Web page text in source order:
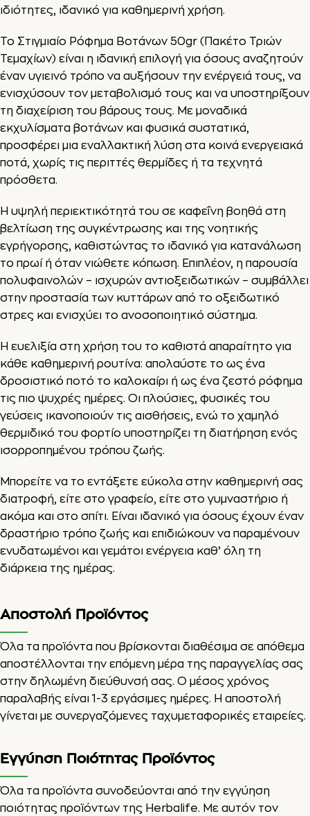
ιδιότητες, ιδανικό για καθημερινή χρήση.
Το Στιγμιαίο Ρόφημα Βοτάνων 50gr (Πακέτο Τριών
Τεμαχίων) είναι η ιδανική επιλογή για όσους αναζητούν
έναν υγιεινό τρόπο να αυξήσουν την ενέργειά τους, να
ενισχύσουν τον μεταβολισμό τους και να υποστηρίξουν
τη διαχείριση του βάρους τους. Με μοναδικά
εκχυλίσματα βοτάνων και φυσικά συστατικά,
προσφέρει μια εναλλακτική λύση στα κοινά ενεργειακά
ποτά, χωρίς τις περιττές θερμίδες ή τα τεχνητά
πρόσθετα.
Η υψηλή περιεκτικότητά του σε καφεΐνη βοηθά στη
βελτίωση της συγκέντρωσης και της νοητικής
εγρήγορσης, καθιστώντας το ιδανικό για κατανάλωση
το πρωί ή όταν νιώθετε κόπωση. Επιπλέον, η παρουσία
πολυφαινολών – ισχυρών αντιοξειδωτικών – συμβάλλει
στην προστασία των κυττάρων από το οξειδωτικό
στρες και ενισχύει το ανοσοποιητικό σύστημα.
Η ευελιξία στη χρήση του το καθιστά απαραίτητο για
κάθε καθημερινή ρουτίνα: απολαύστε το ως ένα
δροσιστικό ποτό το καλοκαίρι ή ως ένα ζεστό ρόφημα
τις πιο ψυχρές ημέρες. Οι πλούσιες, φυσικές του
γεύσεις ικανοποιούν τις αισθήσεις, ενώ το χαμηλό
θερμιδικό του φορτίο υποστηρίζει τη διατήρηση ενός
ισορροπημένου τρόπου ζωής.
Μπορείτε να το εντάξετε εύκολα στην καθημερινή σας
διατροφή, είτε στο γραφείο, είτε στο γυμναστήριο ή
ακόμα και στο σπίτι. Είναι ιδανικό για όσους έχουν έναν
δραστήριο τρόπο ζωής και επιδιώκουν να παραμένουν
ενυδατωμένοι και γεμάτοι ενέργεια καθ’ όλη τη
διάρκεια της ημέρας.
Αποστολή Προϊόντος
Όλα τα προϊόντα που βρίσκονται διαθέσιμα σε απόθεμα
αποστέλλονται την επόμενη μέρα της παραγγελίας σας
στην δηλωμένη διεύθυνσή σας. Ο μέσος χρόνος
παραλαβής είναι 1-3 εργάσιμες ημέρες. Η αποστολή
γίνεται με συνεργαζόμενες ταχυμεταφορικές εταιρείες.
Εγγύηση Ποιότητας Προϊόντος
Όλα τα προϊόντα συνοδεύονται από την εγγύηση
ποιότητας προϊόντων της Herbalife. Με αυτόν τον